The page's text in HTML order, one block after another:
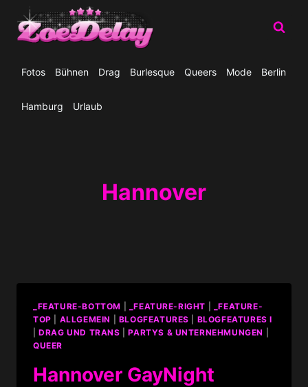
Inhalt
springen
Fotos Bühnen Drag Burlesque Queers Mode Berlin
Hamburg Urlaub
Hannover
_FEATURE-BOTTOM _FEATURE-RIGHT
_FEATURE-
TOP
ALLGEMEIN BLOGFEATURES
BLOGFEATURES I
|DRAG UND TRANS |PARTYS & UNTERNEHMUNGEN
QUEER
Hannover GayNight